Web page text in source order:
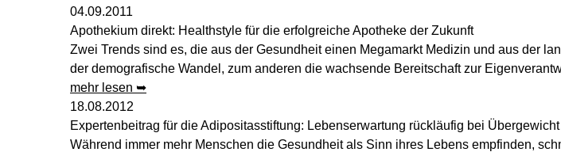
04.09.2011
Apothekium direkt: Healthstyle für die erfolgreiche Apotheke der Zukunft
Zwei Trends sind es, die aus der Gesundheit einen Megamarkt Medizin und aus der
der demografische Wandel, zum anderen die wachsende Bereitschaft zur
mehr lesen ➥
18.08.2012
Expertenbeitrag für die Adipositasstiftung: Lebenserwartung rückläufig bei Übergewicht
Während immer mehr Menschen die Gesundheit als Sinn ihres Lebens empfinden,